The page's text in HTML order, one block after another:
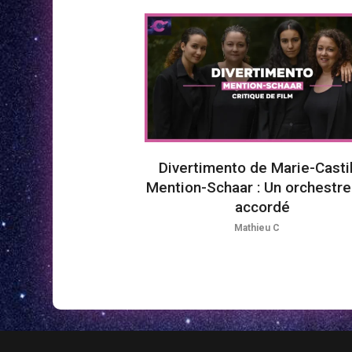
Divertimento de Marie-
Mention-Schaar : Un
accordé
Mathieu C